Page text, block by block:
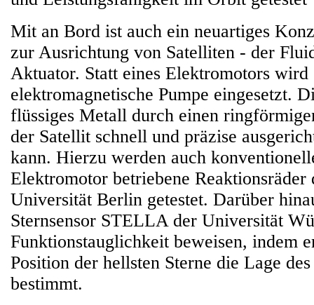
Mit an Bord ist auch ein neuartiges
zur Ausrichtung von Satelliten - der
Aktuator. Statt eines Elektromotors wird
elektromagnetische Pumpe eingesetzt.
flüssiges Metall durch einen
der Satellit schnell und präzise
kann. Hierzu werden auch
Elektromotor betriebene Reaktionsräder
Universität Berlin getestet. Darüber
Sternsensor STELLA der Universität
Funktionstauglichkeit beweisen, indem
Position der hellsten Sterne die Lage
bestimmt.